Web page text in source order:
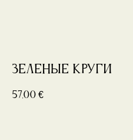
Зеленые круги
57,00 €